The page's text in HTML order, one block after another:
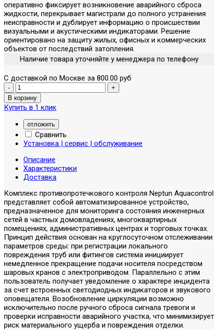
оперативно фиксирует возникновение аварийного сброса
жидкости, перекрывает магистрали до полного устранения
неисправности и дублирует информацию о происшествии
визуальными и акустическими индикаторами. Решение
ориентировано на защиту жилых, офисных и коммерческих
объектов от последствий затопления.
Наличие товара уточняйте у менеджера по телефону
С доставкой по Москве за 800.00 руб
Купить в 1 клик
отложить
Сравнить
Установка | сервис | обслуживание
Описание
Характеристики
Доставка
Комплекс противопротечкового контроля Neptun Aquacontrol
представляет собой автоматизированное устройство,
предназначенное для мониторинга состояния инженерных
сетей в частных домовладениях, многоквартирных
помещениях, административных центрах и торговых точках.
Принцип действия основан на круглосуточном отслеживании
параметров среды: при регистрации локального
повреждения труб или фитингов система инициирует
немедленное прекращение подачи носителя посредством
шаровых кранов с электроприводом. Параллельно с этим
пользователь получает уведомление о характере инцидента
за счет встроенных светодиодных индикаторов и звукового
оповещателя. Возобновление циркуляции возможно
исключительно после ручного сброса сигнала тревоги и
проверки исправности аварийного участка, что минимизирует
риск материального ущерба и повреждения отделки.